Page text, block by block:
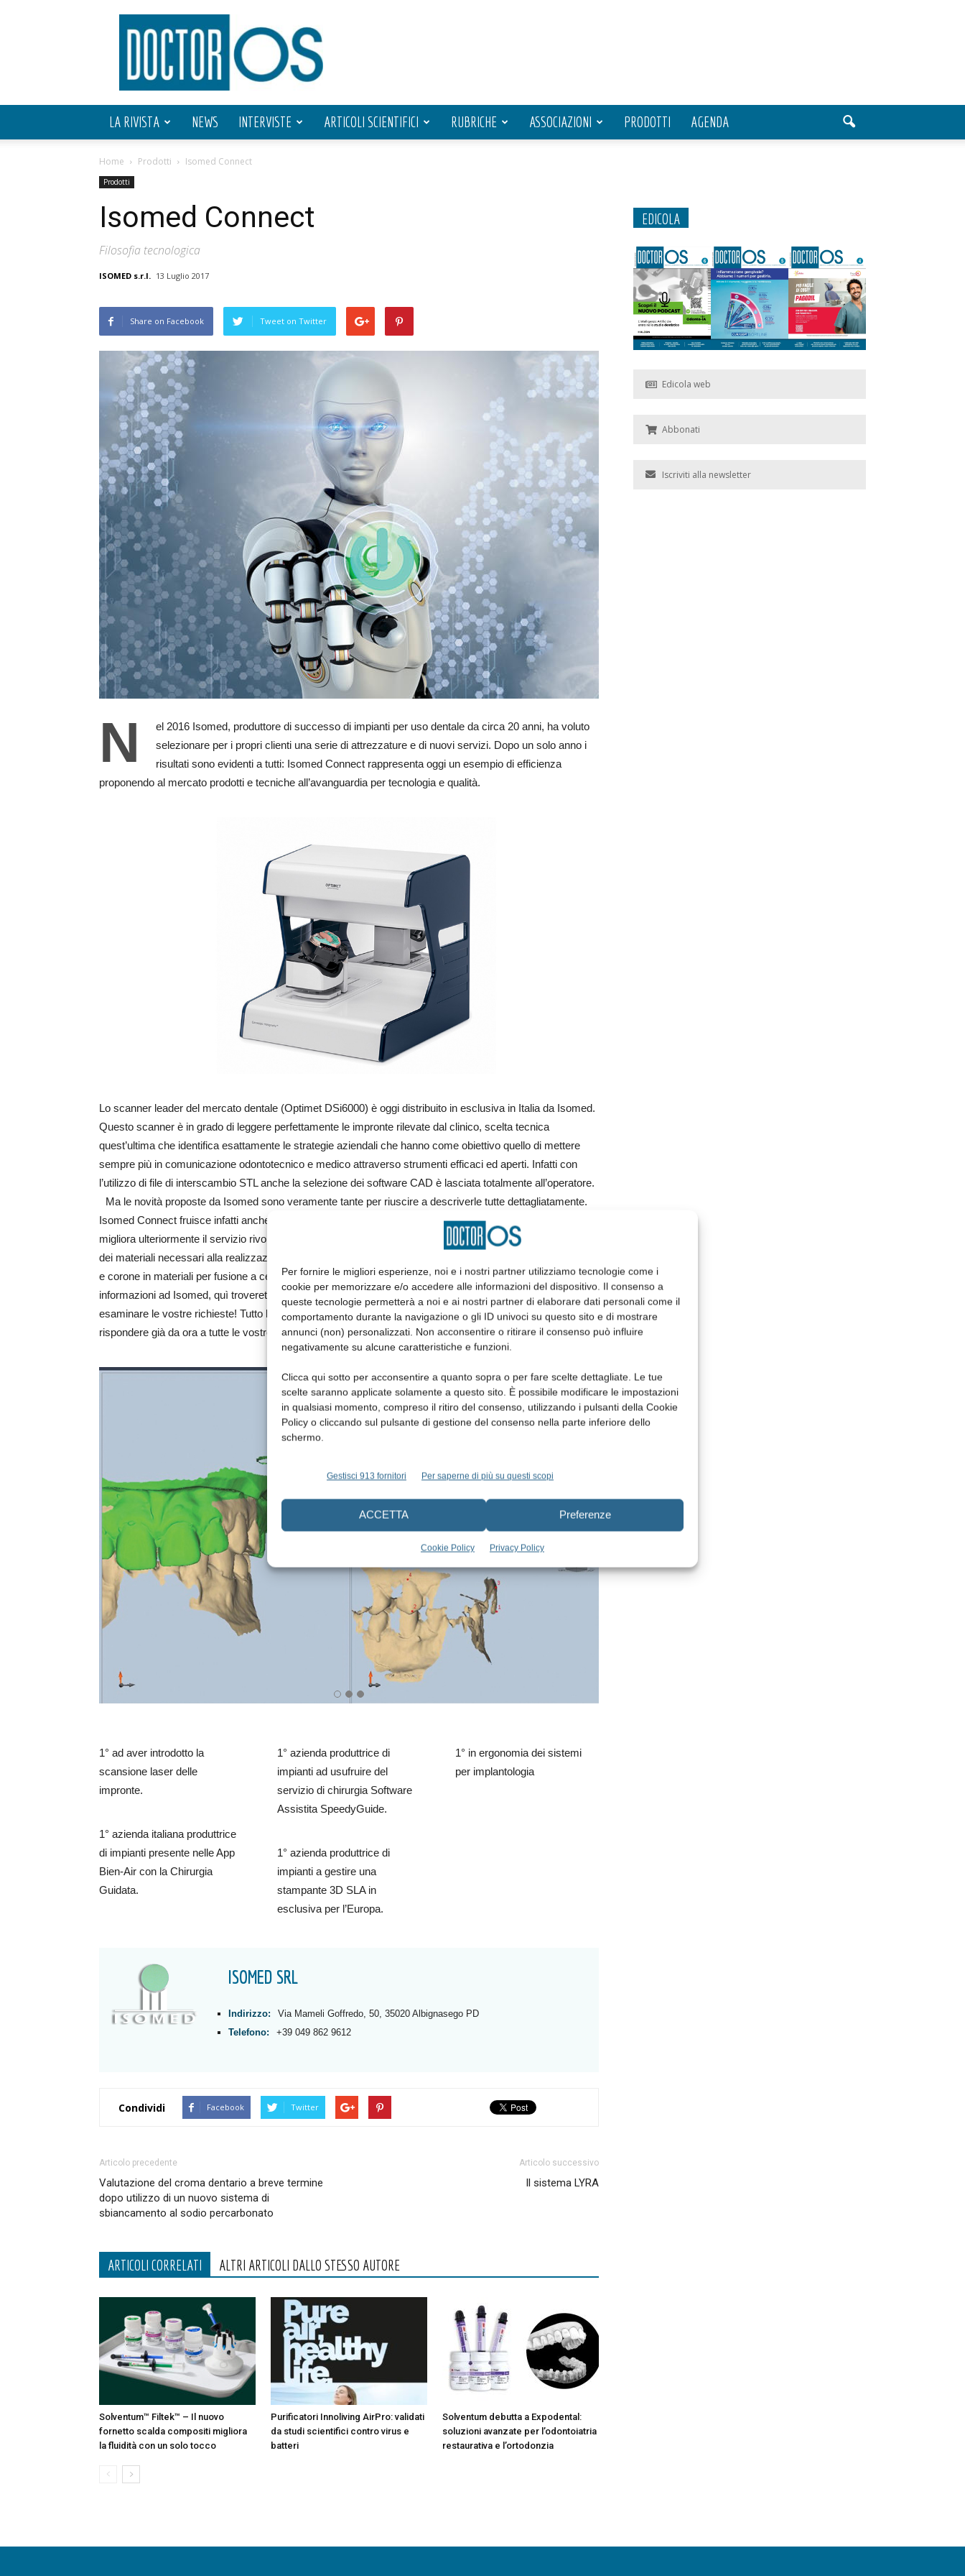
Per fornire le migliori esperienze, noi e i nostri partner utilizziamo tecnologie come i
cookie per memorizzare e/o accedere alle informazioni del dispositivo. Il consenso a
queste tecnologie permetterà a noi e ai nostri partner di elaborare dati personali come il
comportamento durante la navigazione o gli ID univoci su questo sito e di mostrare
annunci (non) personalizzati. Non acconsentire o ritirare il consenso può influire
negativamente su alcune caratteristiche e funzioni.
Clicca qui sotto per acconsentire a quanto sopra o per fare scelte dettagliate. Le tue
scelte saranno applicate solamente a questo sito. È possibile modificare le impostazioni
in qualsiasi momento, compreso il ritiro del consenso, utilizzando i pulsanti della Cookie
Policy o cliccando sul pulsante di gestione del consenso nella parte inferiore dello
schermo.
Gestisci 913 fornitori Per saperne di più su questi scopi
ACCETTA Preferenze
Cookie Policy Privacy Policy
Doctor
OS
LA RIVISTA NEWS INTERVISTE ARTICOLI SCIENTIFICI RUBRICHE ASSOCIAZIONI PRODOTTI AGENDA
Home Prodotti Isomed Connect
Prodotti
Isomed Connect
Filosofia tecnologica
ISOMED s.r.l. 13 Luglio 2017
Share on Facebook Tweet on Twitter
N
el 2016 Isomed, produttore di successo di impianti per uso dentale da circa 20 anni, ha voluto
selezionare per i propri clienti una serie di attrezzature e di nuovi servizi. Dopo un solo anno i
risultati sono evidenti a tutti: Isomed Connect rappresenta oggi un esempio di efficienza
proponendo al mercato prodotti e tecniche all’avanguardia per tecnologia e qualità.
Lo scanner leader del mercato dentale (Optimet DSi6000) è oggi distribuito in esclusiva in Italia da Isomed.
Questo scanner è in grado di leggere perfettamente le impronte rilevate dal clinico, scelta tecnica
quest’ultima che identifica esattamente le strategie aziendali che hanno come obiettivo quello di mettere
sempre più in comunicazione odontotecnico e medico attraverso strumenti efficaci ed aperti. Infatti con
l’utilizzo di file di interscambio STL anche la selezione dei software CAD è lasciata totalmente all’operatore.
Ma le novità proposte da Isomed sono veramente tante per riuscire a descriverle tutte dettagliatamente.
Isomed Connect fruisce infatti anche del sevizio di Chirurgia Software Assistita SpeedyGuide, che oggi
migliora ulteriormente il servizio rivolto ai clienti Isomed per mezzo di una nuovissima stampante 3D SLA e
dei materiali necessari alla realizzazione di molte tipologie di manufatti (bite, porta impronte individuali, ponti
e corone in materiali per fusione a cera persa, modelli). Non vi resta che chiedere immediatamente
informazioni ad Isomed, quì troverete personale preparato, disponibile e gentile sempre pronto ad
esaminare le vostre richieste! Tutto lo staff Isomed sarà lieto di accogliervi presso la propria sede, per
rispondere già da ora a tutte le vostre esigenze e agli eventuali quesiti.
1° ad aver introdotto la
scansione laser delle
impronte.
1° azienda italiana produttrice
di impianti presente nelle App
Bien-Air con la Chirurgia
Guidata.
1° azienda produttrice di
impianti ad usufruire del
servizio di chirurgia Software
Assistita SpeedyGuide.
1° azienda produttrice di
impianti a gestire una
stampante 3D SLA in
esclusiva per l’Europa.
1° in ergonomia dei sistemi
per implantologia
ISOMED SRL
Indirizzo:
Via Mameli Goffredo, 50, 35020 Albignasego PD
Telefono:
+39 049 862 9612
Condividi Facebook Twitter
Articolo precedente
Valutazione del croma dentario a breve termine
dopo utilizzo di un nuovo sistema di
sbiancamento al sodio percarbonato
Articolo successivo
Il sistema LYRA
ARTICOLI CORRELATI ALTRI ARTICOLI DALLO STESSO AUTORE
Solventum™ Filtek™ – Il nuovo
fornetto scalda compositi migliora
la fluidità con un solo tocco
Purificatori Innoliving AirPro: validati
da studi scientifici contro virus e
batteri
Solventum debutta a Expodental:
soluzioni avanzate per l’odontoiatria
restaurativa e l’ortodonzia
EDICOLA
Edicola web
Abbonati
Iscriviti alla newsletter